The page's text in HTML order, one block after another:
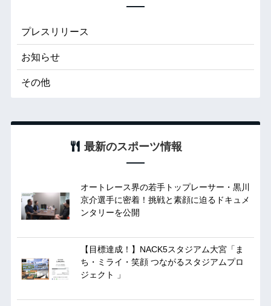
プレスリリース
お知らせ
その他
最新のスポーツ情報
オートレース界の若手トップレーサー・黒川
京介選手に密着！挑戦と素顔に迫るドキュメ
ンタリーを公開
【目標達成！】NACK5スタジアム大宮「ま
ち・ミライ・笑顔 つながるスタジアムプロ
ジェクト 」